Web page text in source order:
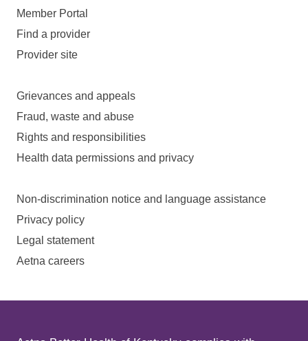
Member Portal
Find a provider
Provider site
Grievances and appeals
Fraud, waste and abuse
Rights and responsibilities
Health data permissions and privacy
Non-discrimination notice and language assistance
Privacy policy
Legal statement
Aetna careers